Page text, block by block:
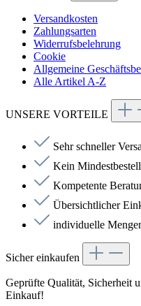
Versandkosten
Zahlungsarten
Widerrufsbelehrung
Cookie
Allgemeine
Alle Artikel A-Z
UNSERE VORTEILE
Sehr schneller
Kein
Kompetente
Übersichtlicher
individuelle
Sicher einkaufen
Geprüfte Qualität, Sicherheit
Einkauf!